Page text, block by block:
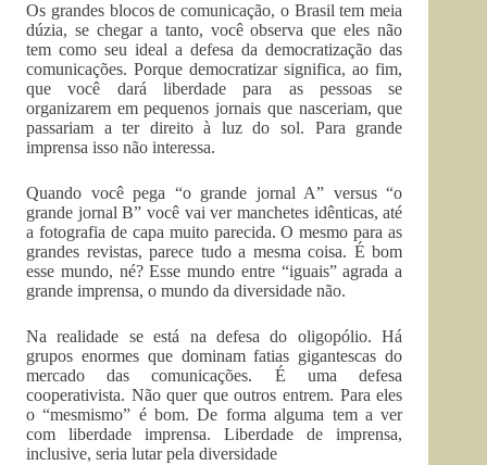
Os grandes blocos de comunicação, o Brasil tem meia
dúzia, se chegar a tanto, você observa que eles não
tem como seu ideal a defesa da democratização das
comunicações. Porque democratizar significa, ao fim,
que você dará liberdade para as pessoas se
organizarem em pequenos jornais que nasceriam, que
passariam a ter direito à luz do sol. Para grande
imprensa isso não interessa.
Quando você pega “o grande jornal A” versus “o
grande jornal B” você vai ver manchetes idênticas, até
a fotografia de capa muito parecida. O mesmo para as
grandes revistas, parece tudo a mesma coisa. É bom
esse mundo, né? Esse mundo entre “iguais” agrada a
grande imprensa, o mundo da diversidade não.
Na realidade se está na defesa do oligopólio. Há
grupos enormes que dominam fatias gigantescas do
mercado das comunicações. É uma defesa
cooperativista. Não quer que outros entrem. Para eles
o “mesmismo” é bom. De forma alguma tem a ver
com liberdade imprensa. Liberdade de imprensa,
inclusive, seria lutar pela diversidade